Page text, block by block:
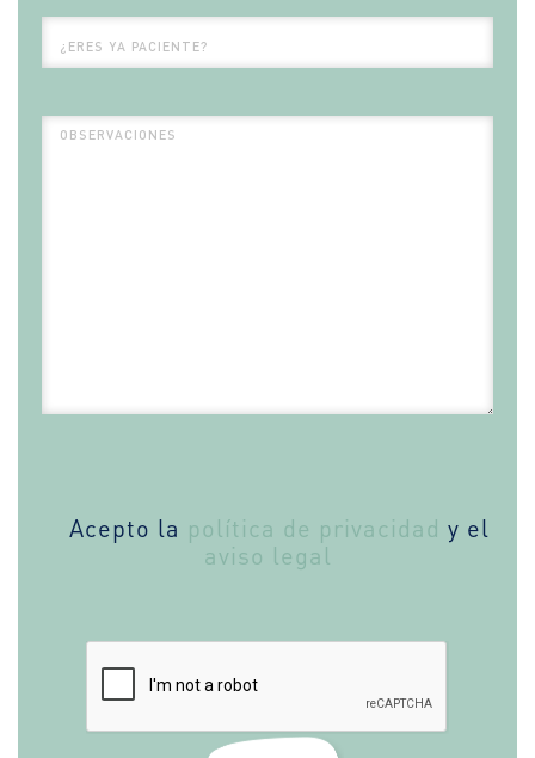
Acepto la política de privacidad y el
aviso legal